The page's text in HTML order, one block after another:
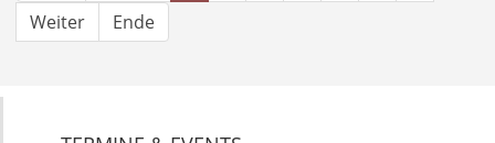
Weiter Ende